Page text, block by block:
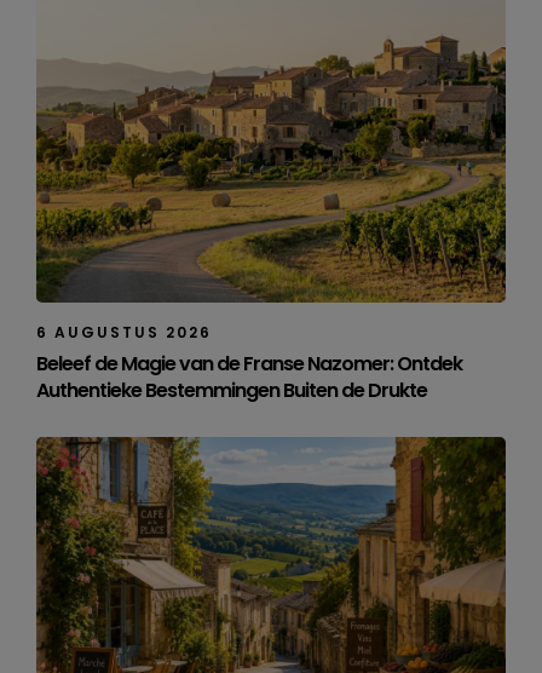
6 AUGUSTUS 2026
Beleef de Magie van de Franse Nazomer: Ontdek
Authentieke Bestemmingen Buiten de Drukte